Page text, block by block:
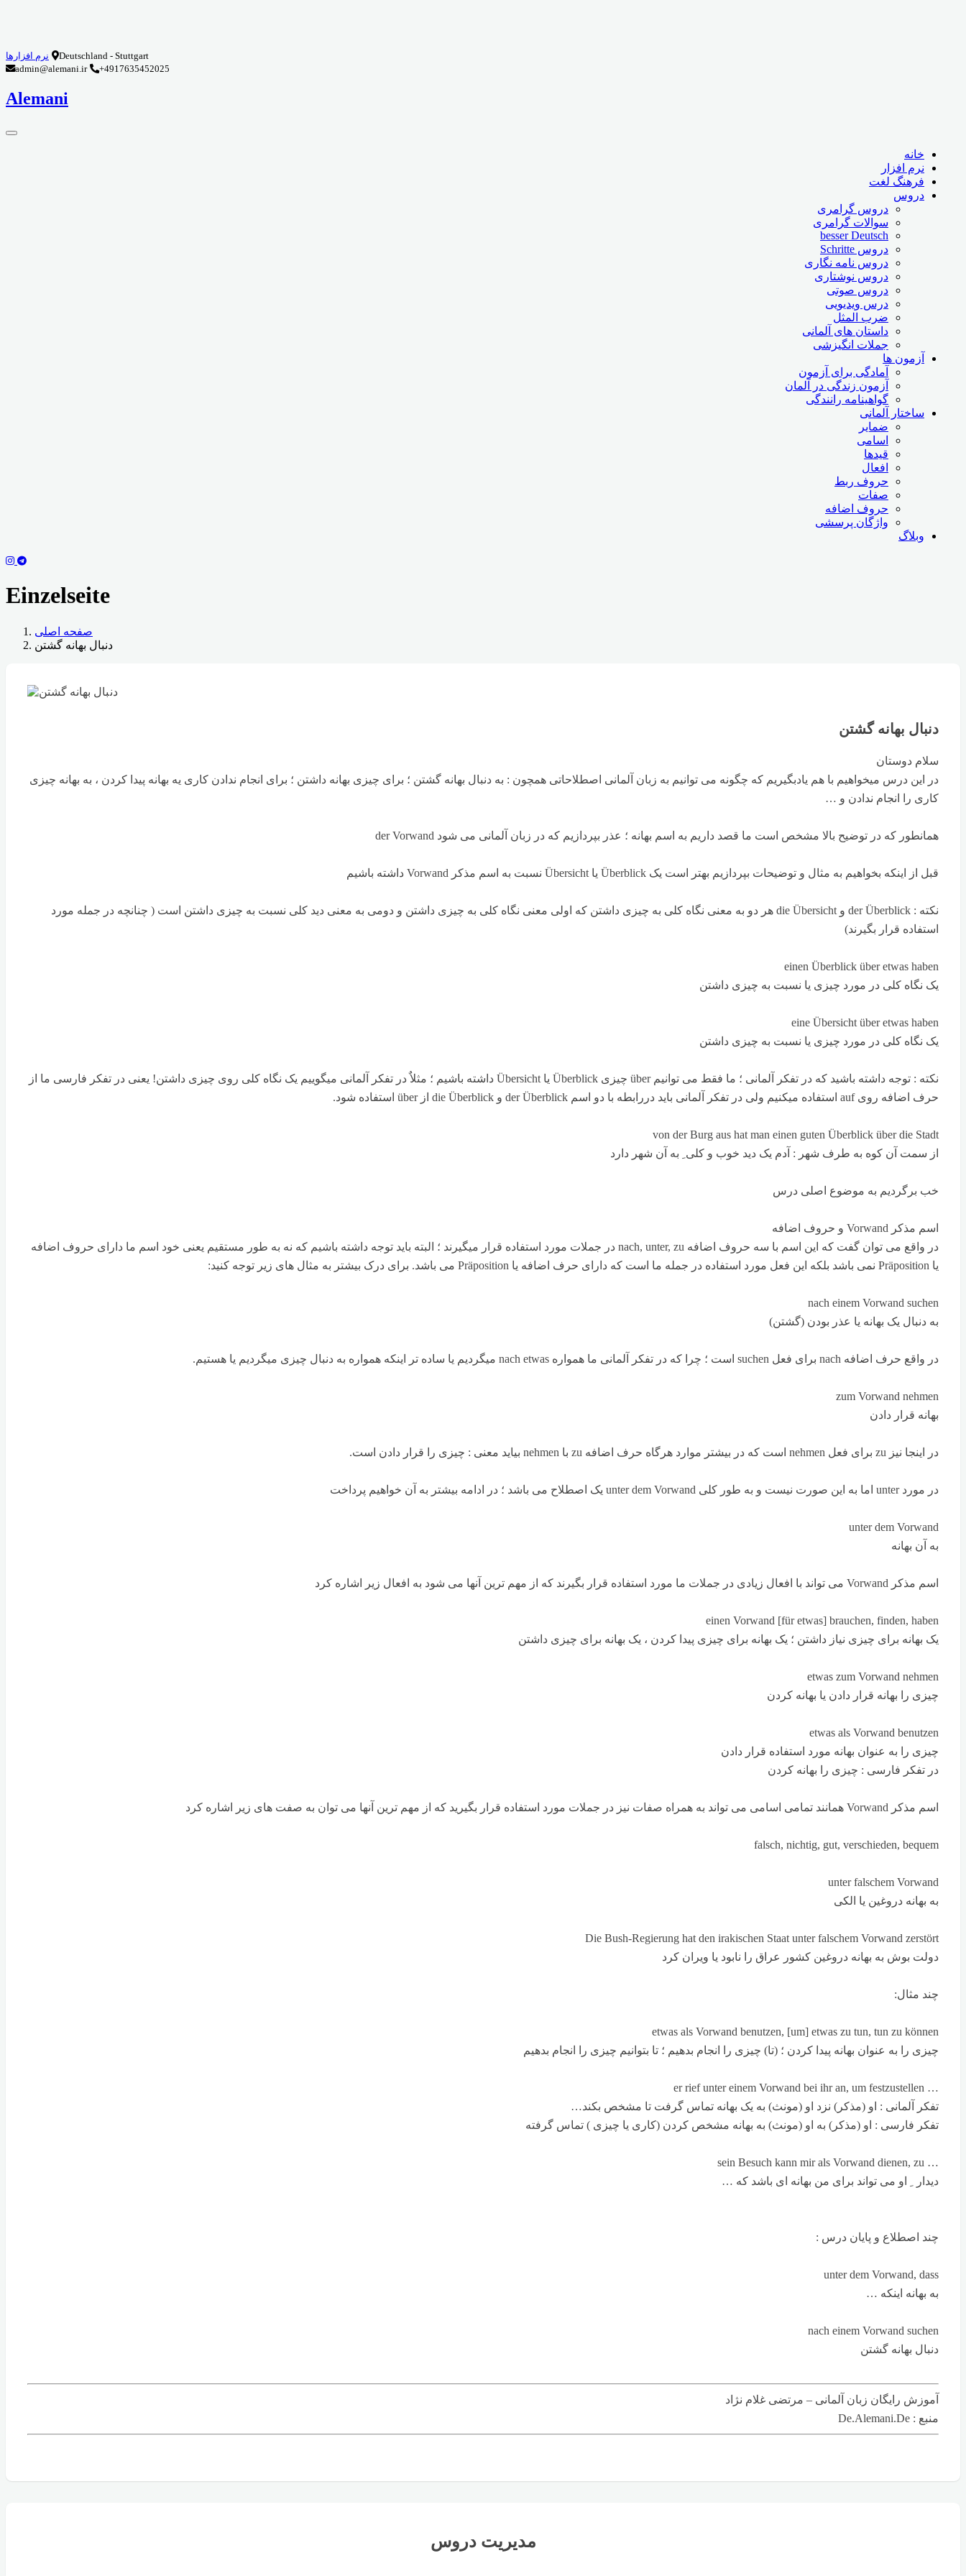
نرم افزارها
Deutschland - Stuttgart
admin@alemani.ir
+4917635452025
Alemani
خانه
نرم افزار
فرهنگ لغت
دروس
دروس گرامری
سوالات گرامری
besser Deutsch
دروس Schritte
دروس نامه نگاری
دروس نوشتاری
دروس صوتی
درس ویدیویی
ضرب المثل
داستان های آلمانی
جملات انگیزشی
آزمون ها
آمادگی برای آزمون
آزمون زندگی در آلمان
گواهینامه رانندگی
ساختار آلمانی
ضمایر
اسامی
قیدها
افعال
حروف ربط
صفات
حروف اضافه
واژگان پرسشی
وبلاگ
Einzelseite
صفحه اصلی
دنبال بهانه گشتن
دنبال بهانه گشتن
سلام دوستان
در این درس میخواهیم با هم یادبگیریم که چگونه می توانیم به زبان آلمانی اصطلاحاتی همچون : به دنبال بهانه گشتن ؛ برای چیزی بهانه داشتن ؛ برای انجام ندادن کاری یه بهانه پیدا کردن ، به بهانه چیزی
کاری را انجام ندادن و …
همانطور که در توضیح بالا مشخص است ما قصد داریم به اسم بهانه ؛ عذر بپردازیم که در زبان آلمانی می شود der Vorwand
قبل از اینکه بخواهیم به مثال و توضیحات بپردازیم بهتر است یک Überblick یا Übersicht نسبت به اسم مذکر Vorwand داشته باشیم
نکته : der Überblick و die Übersicht هر دو به معنی نگاه کلی به چیزی داشتن که اولی معنی نگاه کلی به چیزی داشتن و دومی به معنی دید کلی نسبت به چیزی داشتن است ( چنانچه در جمله مورد
استفاده قرار بگیرند)
einen Überblick über etwas haben
یک نگاه کلی در مورد چیزی یا نسبت به چیزی داشتن
eine Übersicht über etwas haben
یک نگاه کلی در مورد چیزی یا نسبت به چیزی داشتن
نکته : توجه داشته باشید که در تفکر آلمانی ؛ ما فقط می توانیم über چیزی Überblick یا Übersicht داشته باشیم ؛ مثلاٌ در تفکر آلمانی میگوییم یک نگاه کلی روی چیزی داشتن! یعنی در تفکر فارسی ما از
حرف اضافه روی auf استفاده میکنیم ولی در تفکر آلمانی باید دررابطه با دو اسم der Überblick و die Überblick از über استفاده شود.
von der Burg aus hat man einen guten Überblick über die Stadt
از سمت آن کوه به طرف شهر : آدم یک دید خوب و کلی ِ به آن شهر دارد
خب برگردیم به موضوع اصلی درس
اسم مذکر Vorwand و حروف اضافه
در واقع می توان گفت که این اسم با سه حروف اضافه nach, unter, zu در جملات مورد استفاده قرار میگیرند ؛ البته باید توجه داشته باشیم که نه به طور مستقیم یعنی خود اسم ما دارای حروف اضافه
یا Präposition نمی باشد بلکه این فعل مورد استفاده در جمله ما است که دارای حرف اضافه یا Präposition می باشد. برای درک بیشتر به مثال های زیر توجه کنید:
nach einem Vorwand suchen
به دنبال یک بهانه یا عذر بودن (گشتن)
در واقع حرف اضافه nach برای فعل suchen است ؛ چرا که در تفکر آلمانی ما همواره nach etwas میگردیم یا ساده تر اینکه همواره به دنبال چیزی میگردیم یا هستیم.
zum Vorwand nehmen
بهانه قرار دادن
در اینجا نیز zu برای فعل nehmen است که در بیشتر موارد هرگاه حرف اضافه zu با nehmen بیاید معنی : چیزی را قرار دادن است.
در مورد unter اما به این صورت نیست و به طور کلی unter dem Vorwand یک اصطلاح می باشد ؛ در ادامه بیشتر به آن خواهیم پرداخت
unter dem Vorwand
به آن بهانه
اسم مذکر Vorwand می تواند با افعال زیادی در جملات ما مورد استفاده قرار بگیرند که از مهم ترین آنها می شود به افعال زیر اشاره کرد
einen Vorwand [für etwas] brauchen, finden, haben
یک بهانه برای چیزی نیاز داشتن ؛ یک بهانه برای چیزی پیدا کردن ، یک بهانه برای چیزی داشتن
etwas zum Vorwand nehmen
چیزی را بهانه قرار دادن یا بهانه کردن
etwas als Vorwand benutzen
چیزی را به عنوان بهانه مورد استفاده قرار دادن
در تفکر فارسی : چیزی را بهانه کردن
اسم مذکر Vorwand همانند تمامی اسامی می تواند به همراه صفات نیز در جملات مورد استفاده قرار بگیرید که از مهم ترین آنها می توان به صفت های زیر اشاره کرد
falsch, nichtig, gut, verschieden, bequem
unter falschem Vorwand
به بهانه دروغین یا الکی
Die Bush-Regierung hat den irakischen Staat unter falschem Vorwand zerstört
دولت بوش به بهانه دروغین کشور عراق را نابود یا ویران کرد
چند مثال:
etwas als Vorwand benutzen, [um] etwas zu tun, tun zu können
چیزی را به عنوان بهانه پیدا کردن ؛ (تا) چیزی را انجام بدهیم ؛ تا بتوانیم چیزی را انجام بدهیم
… er rief unter einem Vorwand bei ihr an, um festzustellen
تفکر آلمانی : او (مذکر) نزد او (مونث) به یک بهانه تماس گرفت تا مشخص بکند…
تفکر فارسی : او (مذکر) به او (مونث) به بهانه مشخص کردن (کاری یا چیزی ) تماس گرفته
… sein Besuch kann mir als Vorwand dienen, zu
دیدار ِ او می تواند برای من بهانه ای باشد که …
چند اصطلاع و پایان درس :
unter dem Vorwand, dass
به بهانه اینکه …
nach einem Vorwand suchen
دنبال بهانه گشتن
آموزش رایگان زبان آلمانی – مرتضی غلام نژاد
منبع : De.Alemani.De
مدیریت دروس